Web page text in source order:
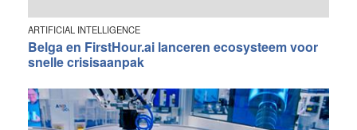
ARTIFICIAL INTELLIGENCE
Belga en FirstHour.ai lanceren ecosysteem voor
snelle crisisaanpak